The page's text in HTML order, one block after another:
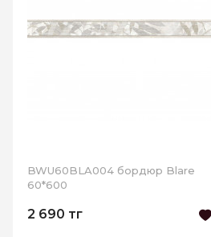
BWU60BLA004 бордюр Blare
60*600
2 690 тг